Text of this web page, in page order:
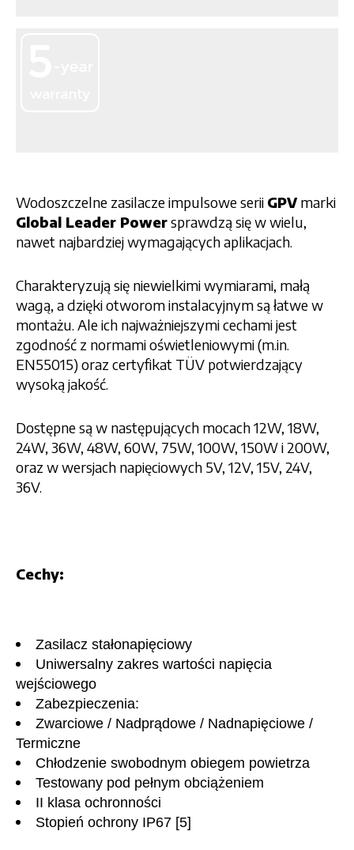
Wodoszczelne zasilacze impulsowe serii GPVmarki
Global Leader Powersprawdzą się w wielu,
nawet najbardziej wymagających aplikacjach.
Charakteryzują się niewielkimi wymiarami, małą
wagą, a dzięki otworom instalacyjnym są łatwe w
montażu. Ale ich najważniejszymi cechami jest
zgodność z normami oświetleniowymi (m.in.
EN55015) oraz certyfikat TÜV potwierdzający
wysoką jakość.
Dostępne są w następujących mocach 12W, 18W,
24W, 36W, 48W, 60W, 75W, 100W, 150W i 200W,
oraz w wersjach napięciowych 5V, 12V, 15V, 24V,
36V.
Cechy:
Zasilacz stałonapięciowy
Uniwersalny zakres wartości napięcia
wejściowego
Zabezpieczenia:
Zwarciowe / Nadprądowe / Nadnapięciowe /
Termiczne
Chłodzenie swobodnym obiegem powietrza
Testowany pod pełnym obciążeniem
II klasa ochronności
Stopień ochrony IP67 [5]